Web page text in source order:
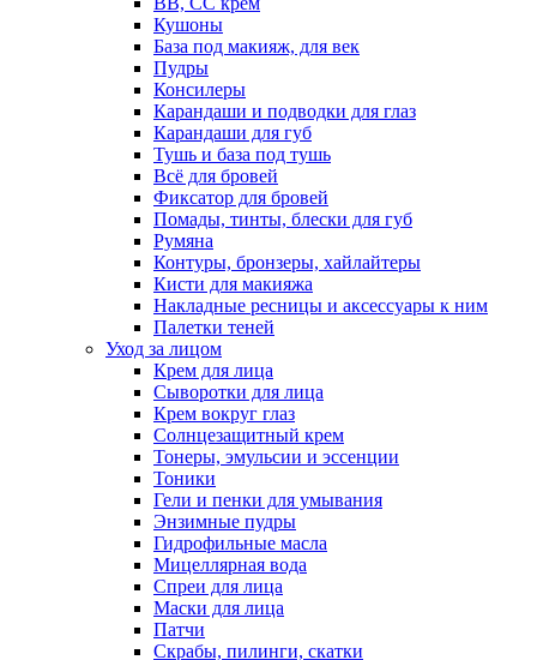
Кушоны
База под макияж, для век
Пудры
Консилеры
Карандаши и подводки для глаз
Карандаши для губ
Тушь и база под тушь
Всё для бровей
Фиксатор для бровей
Помады, тинты, блески для губ
Румяна
Контуры, бронзеры, хайлайтеры
Кисти для макияжа
Накладные ресницы и аксессуары к ним
Палетки теней
Уход за лицом
Крем для лица
Сыворотки для лица
Крем вокруг глаз
Солнцезащитный крем
Тонеры, эмульсии и эссенции
Тоники
Гели и пенки для умывания
Энзимные пудры
Гидрофильные масла
Мицеллярная вода
Спреи для лица
Маски для лица
Патчи
Скрабы, пилинги, скатки